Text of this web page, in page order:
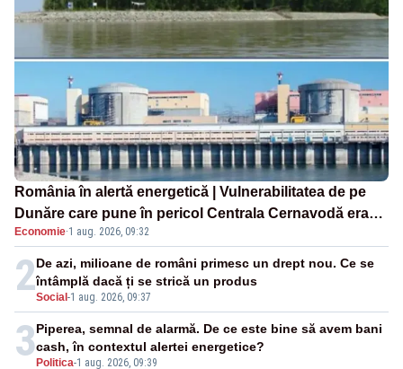
România în alertă energetică | Vulnerabilitatea de pe
Dunăre care pune în pericol Centrala Cernavodă era
cunoscută de pe vremea lui Ceaușescu
Economie·1 aug. 2026, 09:32
2Social-1 aug. 2026, 09:37
De azi, milioane de români primesc un drept nou. Ce se
întâmplă dacă ți se strică un produs
3Politica-1 aug. 2026, 09:39
Piperea, semnal de alarmă. De ce este bine să avem bani
cash, în contextul alertei energetice?